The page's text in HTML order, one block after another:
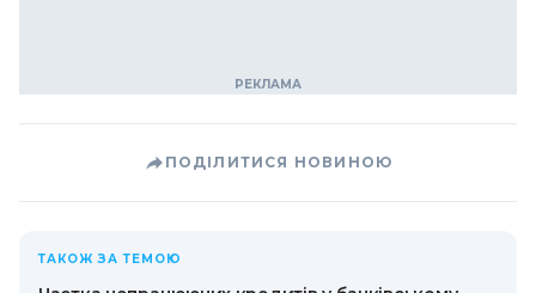
ПОДІЛИТИСЯ НОВИНОЮ
ТАКОЖ ЗА ТЕМОЮ